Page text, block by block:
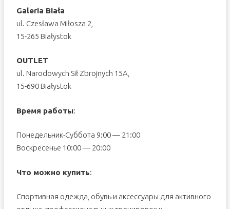
Galeria Biała
ul. Czesława Miłosza 2,
15-265 Białystok
OUTLET
ul. Narodowych Sił Zbrojnych 15A,
15-690 Białystok
Время работы:
Понедельник-Суббота 9:00 — 21:00
Воскресенье 10:00 — 20:00
Что можно купить:
Спортивная одежда, обувь и аксессуары для активного